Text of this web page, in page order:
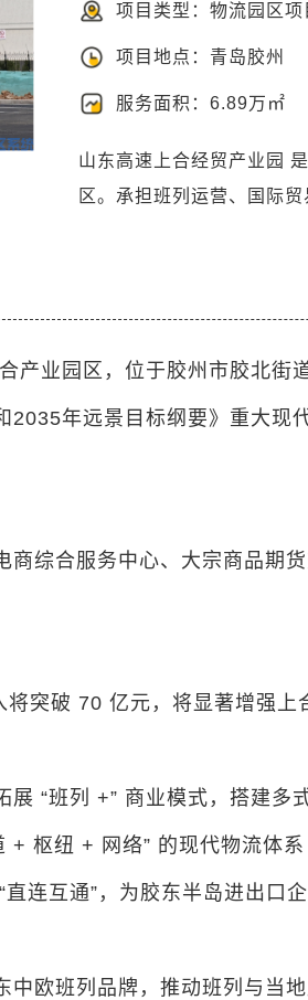
项目类型：物流园区项
项目地点：青岛胶州
服务面积：6.89万㎡
山东高速上合经贸产业园
区。承担班列运营、国际贸
产业园区，位于胶州市胶北街
年远景目标纲要》重大现
综合服务中心、大宗商品期
突破 70 亿元，将显著增强
“班列 +” 商业模式，搭建多
+ 枢纽 + 网络” 的现代物流体系
连互通”，为胶东半岛进出口
欧班列品牌，推动班列与当